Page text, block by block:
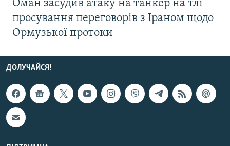
Оман засудив атаку на танкер на тлі
просування переговорів з Іраном щодо
Ормузької протоки
ДОЛУЧАЙСЯ!